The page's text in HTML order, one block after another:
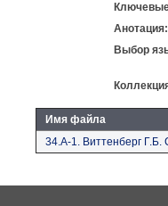
Анотация:
Выбор
Имя файла
34.А-1. Виттенберг Г.Б.